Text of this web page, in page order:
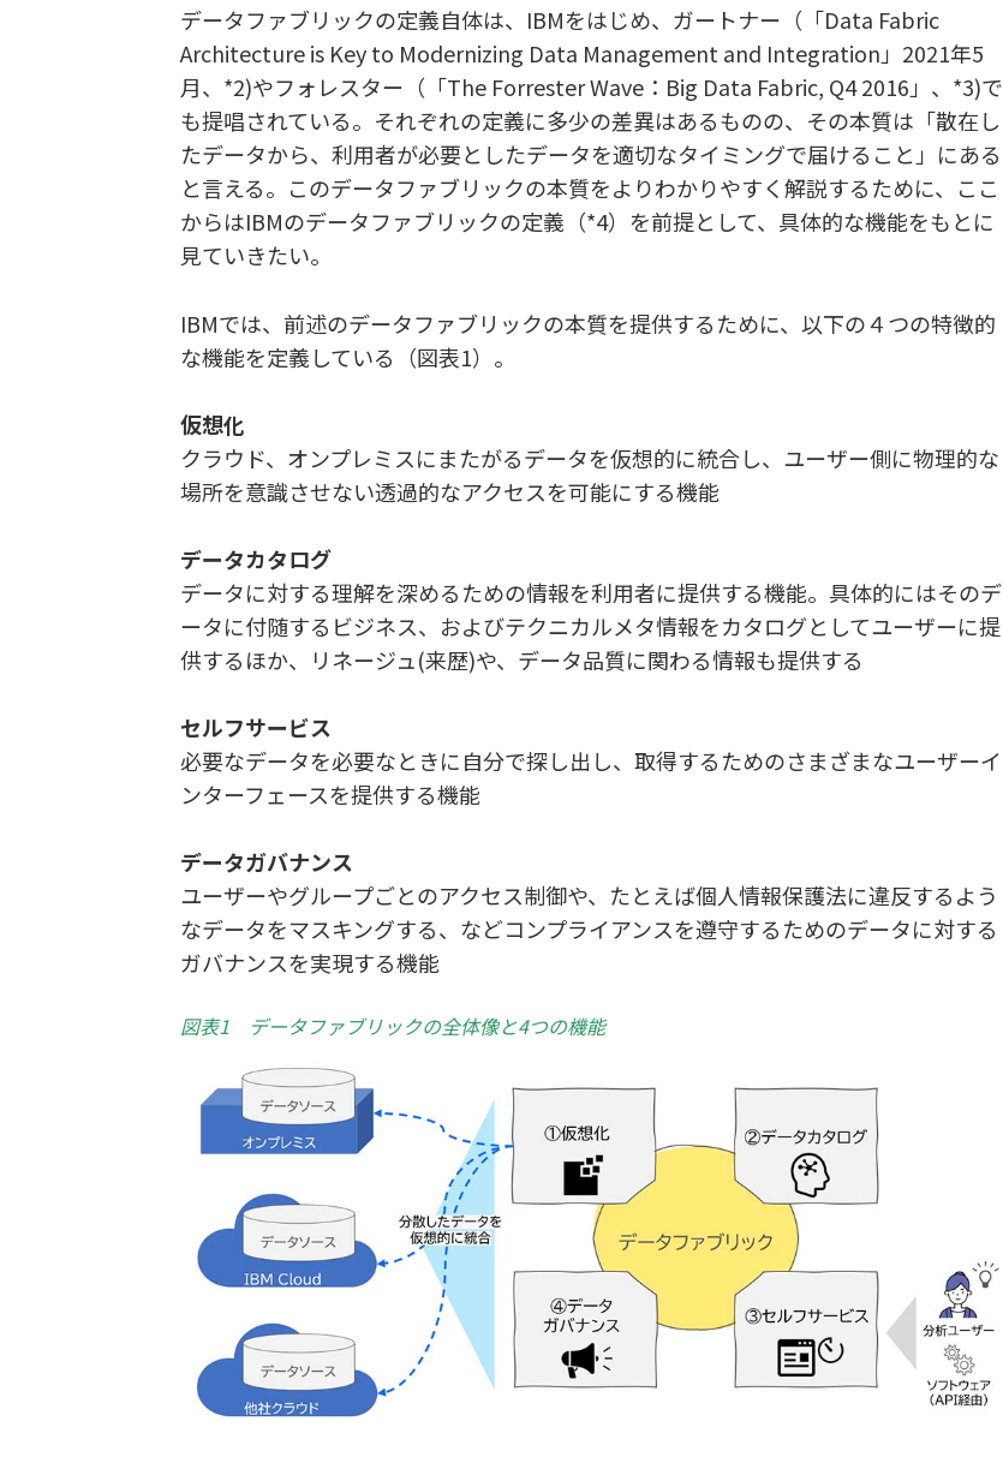
データファブリックの定義自体は、IBMをはじめ、ガートナー（「Data Fabric
Architecture is Key to Modernizing Data Management and Integration」2021年5
月、*2)やフォレスター（「The Forrester Wave：Big Data Fabric, Q4 2016」、*3)で
も提唱されている。それぞれの定義に多少の差異はあるものの、その本質は「散在し
たデータから、利用者が必要としたデータを適切なタイミングで届けること」にある
と言える。このデータファブリックの本質をよりわかりやすく解説するために、ここ
からはIBMのデータファブリックの定義（*4）を前提として、具体的な機能をもとに
見ていきたい。
IBMでは、前述のデータファブリックの本質を提供するために、以下の４つの特徴的
な機能を定義している（図表1）。
仮想化
クラウド、オンプレミスにまたがるデータを仮想的に統合し、ユーザー側に物理的な
場所を意識させない透過的なアクセスを可能にする機能
データカタログ
データに対する理解を深めるための情報を利用者に提供する機能。具体的にはそのデ
ータに付随するビジネス、およびテクニカルメタ情報をカタログとしてユーザーに提
供するほか、リネージュ(来歴)や、データ品質に関わる情報も提供する
セルフサービス
必要なデータを必要なときに自分で探し出し、取得するためのさまざまなユーザーイ
ンターフェースを提供する機能
データガバナンス
ユーザーやグループごとのアクセス制御や、たとえば個人情報保護法に違反するよう
なデータをマスキングする、などコンプライアンスを遵守するためのデータに対する
ガバナンスを実現する機能
図表1 データファブリックの全体像と4つの機能